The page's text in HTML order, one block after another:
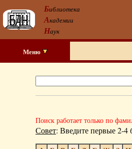
Библиотека
Академии
Наук
Меню
Поиск работает только по
Совет: Введите первые 2-